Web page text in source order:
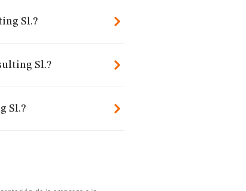
Sl.?
Sl.?
Sl.?